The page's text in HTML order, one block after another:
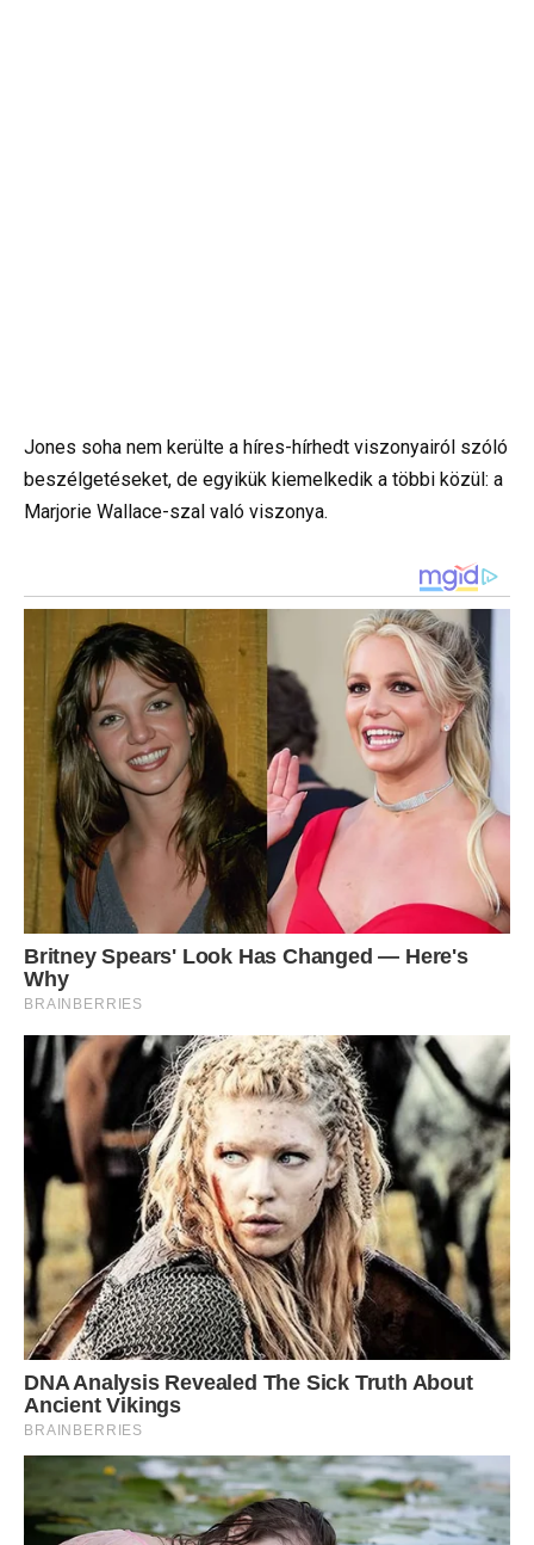
Jones soha nem kerülte a híres-hírhedt viszonyairól szóló
beszélgetéseket, de egyikük kiemelkedik a többi közül: a
Marjorie Wallace-szal való viszonya.